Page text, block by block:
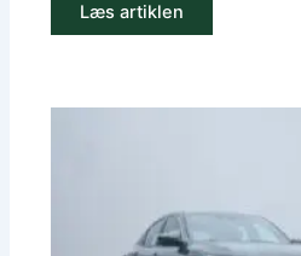
Læs artiklen